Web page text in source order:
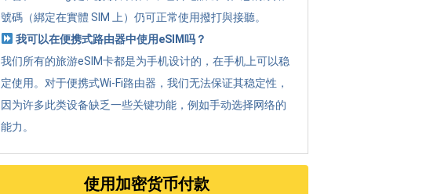
號碼（綁定在實體 SIM 上）仍可正常使用撥打與接聽。
我可以在便携式路由器中使用eSIM吗？
我们所有的旅游eSIM卡都是为手机设计的，在手机上可以稳
定使用。对于便携式Wi-Fi路由器，我们无法保证其稳定性，
因为许多此类设备缺乏一些关键功能，例如手动选择网络的
能力。
使用加密货币付款